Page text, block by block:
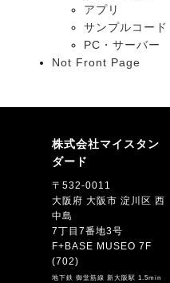
アプリ
サンプルコード
PC・サーバー
Not Front Page
株式会社マイスタン
ダード
〒532-0011
大阪府 大阪市 淀川区 西
中島
7丁目7番地3号
F+BASE MUSEO 7F
(702)
地下鉄 御堂筋線 新大阪駅 1.5min